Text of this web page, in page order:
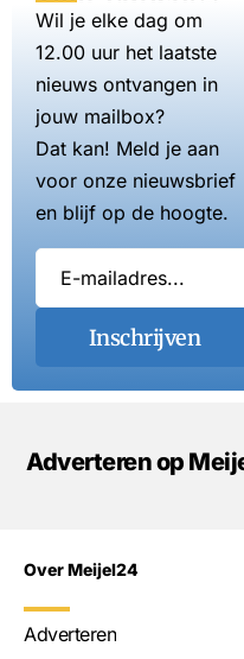
Wil je elke dag om
12.00 uur het laatste
nieuws ontvangen in
jouw mailbox?
Dat kan! Meld je aan
voor onze nieuwsbrief
en blijf op de hoogte.
Inschrijven
Adverteren op
Over Meijel24
Adverteren